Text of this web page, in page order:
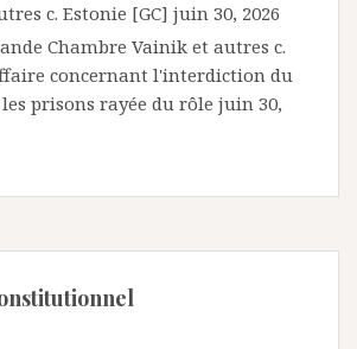
c. Estonie [GC] juin 30, 2026
Chambre Vainik et autres c.
concernant l'interdiction du
prisons rayée du rôle juin 30,